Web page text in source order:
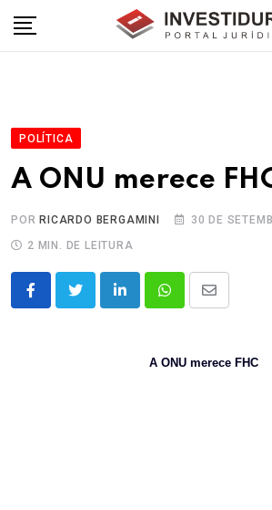
POLÍTICA
A ONU merece
POR RICARDO BERGAMINI
30 DE
2 MIN. DE LEITURA
LinkedInWhatsappShare
A ONU merece FHC